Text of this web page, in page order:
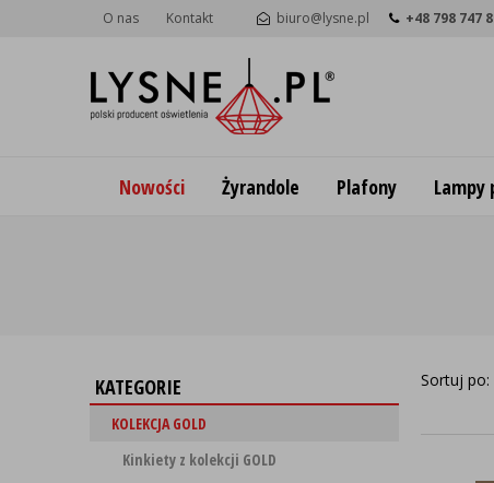
O nas Kontakt biuro@lysne.pl +48 798 747
Nowości Żyrandole Plafony Lampy
KATEGORIE
KOLEKCJA GOLD
Kinkiety z kolekcji GOLD
Sortuj po: